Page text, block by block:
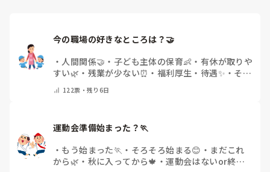
・ 人間関係🤝 ・ 子ども主体の保育👶 ・ 有休が取りや
すい🌿 ・ 残業が少ない⏰ ・ 福利厚生・待遇✨ ・ その
122票・残り6日
運動会準備始まった？🏃
・ もう始まった🏃 ・ そろそろ始まる😊 ・ まだこれ
から🌿 ・ 秋に入ってから🍁 ・運動会はないor終わ